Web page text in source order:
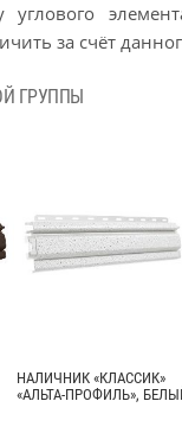
за счёт
ГРУППЫ
НАЛИЧНИК «КЛАССИК»
«АЛЬТА-ПРОФИЛЬ»,